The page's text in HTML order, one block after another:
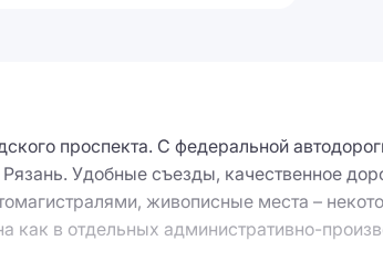
проспекта. С федеральной
Удобные съезды, качественное
живописные места –
в отдельных административно-